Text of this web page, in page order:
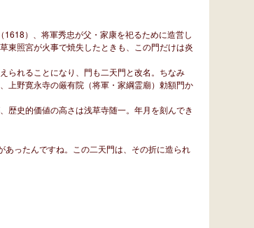
）、将軍秀忠が父・家康を祀るために造営し
東照宮が火事で焼失したときも、この門だけは炎
られることになり、門も二天門と改名。ちなみ
上野寛永寺の厳有院（将軍・家綱霊廟）勅額門か
歴史的価値の高さは浅草寺随一。年月を刻んでき
あったんですね。この二天門は、その折に造られ